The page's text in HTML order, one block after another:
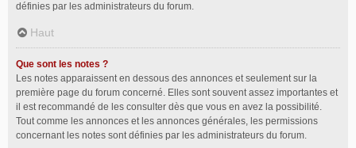
définies par les administrateurs du forum.
Haut
Que sont les notes ?
Les notes apparaissent en dessous des annonces et seulement sur la
première page du forum concerné. Elles sont souvent assez importantes et
il est recommandé de les consulter dès que vous en avez la possibilité.
Tout comme les annonces et les annonces générales, les permissions
concernant les notes sont définies par les administrateurs du forum.